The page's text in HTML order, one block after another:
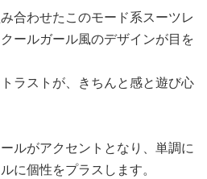
合わせたこのモード系スーツレ
ールガール風のデザインが目を
ラストが、きちんと感と遊び心
ルがアクセントとなり、単調に
に個性をプラスします。